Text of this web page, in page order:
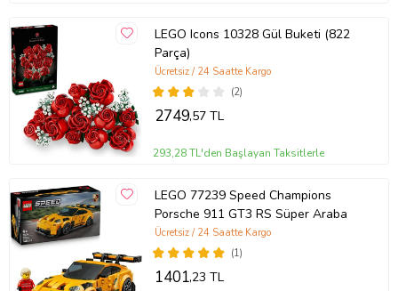
LEGO Icons 10328 Gül Buketi (822
Parça)
(2)
Ücretsiz / 24 Saatte Kargo
2749,57 TL
293,28 TL'den Başlayan Taksitlerle
LEGO 77239 Speed Champions
Porsche 911 GT3 RS Süper Araba
(1)
Ücretsiz / 24 Saatte Kargo
1401,23 TL